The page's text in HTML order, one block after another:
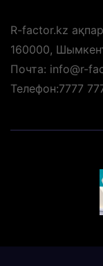
R-factor.kz
160000,
Почта: info@r-
Телефон:7777